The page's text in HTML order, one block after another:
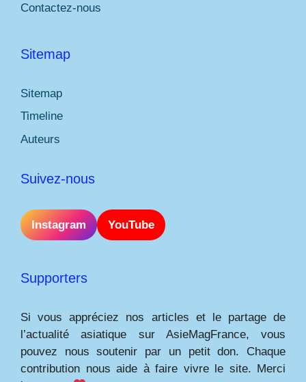
Contactez-nous
Sitemap
Sitemap
Timeline
Auteurs
Suivez-nous
Instagram YouTube
Supporters
Si vous appréciez nos articles et le partage de
l’actualité asiatique sur AsieMagFrance, vous
pouvez nous soutenir par un petit don. Chaque
contribution nous aide à faire vivre le site. Merci